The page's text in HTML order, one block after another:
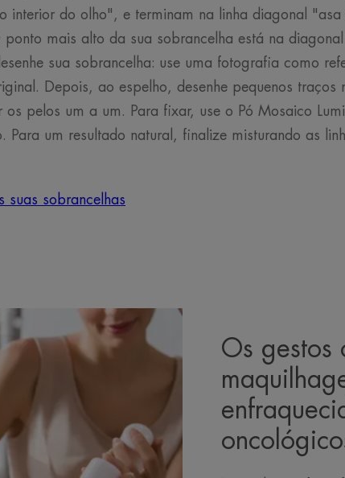
interior do olho", e terminam na linha diagonal
mais alto da sua sobrancelha está na
sua sobrancelha: use uma fotografia como
Depois, ao espelho, desenhe pequenos traços
os pelos um a um. Para fixar, use o Pó Mosaico
Para um resultado natural, finalize misturando as
suas sobrancelhas
Os gestos